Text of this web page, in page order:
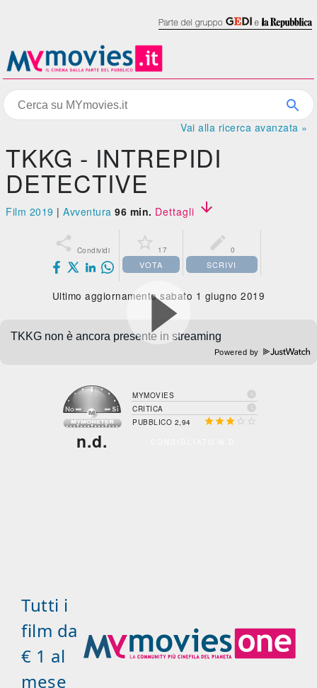
Vai alla ricerca avanzata »
TKKG - INTREPIDI
DETECTIVE
Film 2019 |Avventura 96 min. Dettagli 
 Condividi  17
VOTA
 0
SCRIVI
Ultimo aggiornamento sabato 1 giugno 2019
Powered by
n.d.
MYMOVIES 
CRITICA 
PUBBLICO 2,94   
Tutti i
film da
€ 1 al
mese